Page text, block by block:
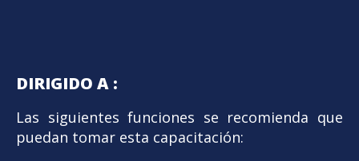
DIRIGIDO A :
Las siguientes funciones se recomienda que
puedan tomar esta capacitación: